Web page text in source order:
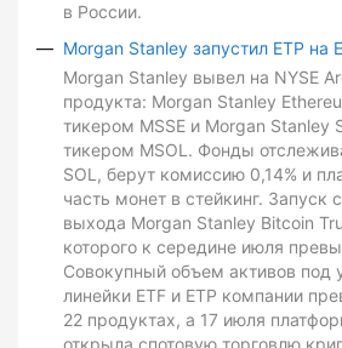
в России.
Morgan Stanley запустил ETP на
Morgan Stanley вывел на NYSE
продукта: Morgan Stanley
тикером MSSE и Morgan Stanley
тикером MSOL. Фонды
SOL, берут комиссию 0,14% и
часть монет в стейкинг. Запуск
выхода Morgan Stanley Bitcoin
которого к середине июля
Совокупный объем активов под
линейки ETF и ETP компании
22 продуктах, а 17 июля